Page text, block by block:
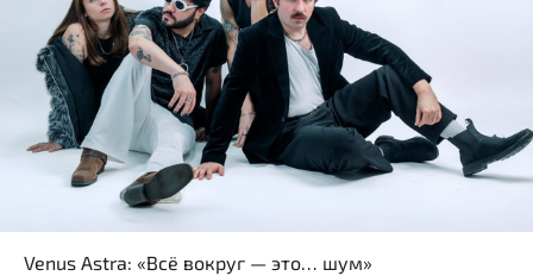
Venus Astra: «Всё вокруг — это… шум»